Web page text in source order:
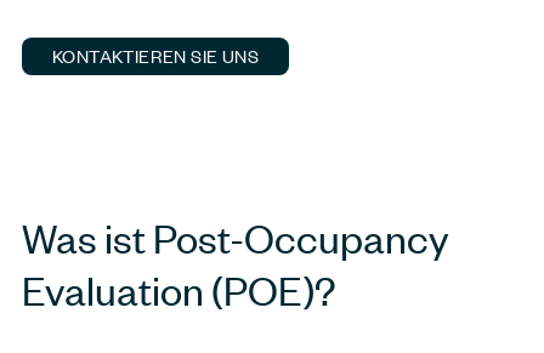
KONTAKTIEREN SIE UNS
Was ist Post-Occupancy
Evaluation (POE)?